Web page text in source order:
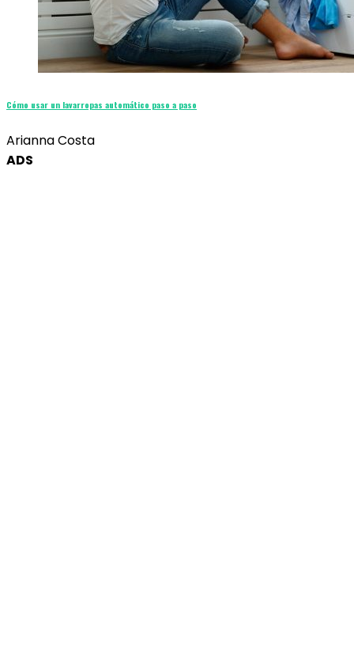
Cómo usar un lavarropas automático paso a paso
Arianna Costa
ADS